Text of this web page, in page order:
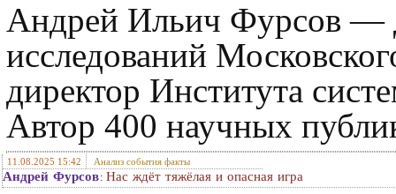
Андрей Ильич Фурсов —
исследований
директор Института
Автор 400 научных
11.08.2025 15:42 Анализ события факты
Андрей Фурсов: Нас ждёт тяжёлая и опасная игра